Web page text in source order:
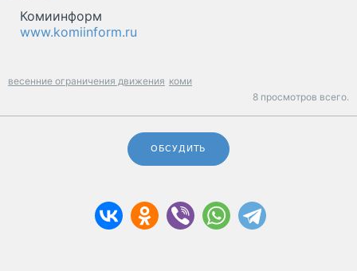
Комиинформ
www.komiinform.ru
весенние ограничения движения коми
8 просмотров всего.
ОБСУДИТЬ